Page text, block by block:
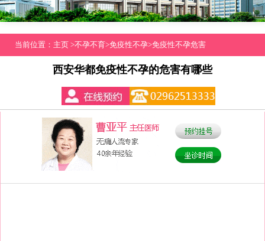
当前位置： 主页 >不孕不育>免疫性不孕>免疫性不孕危害
西安华都免疫性不孕的危害有哪些